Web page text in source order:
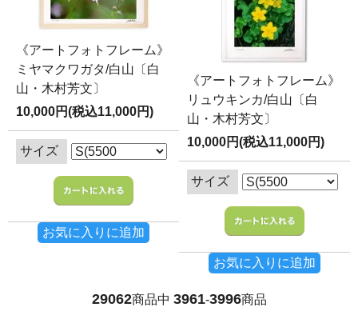
《アートフォトフレーム》
ミヤマクワガタ/白山〔白
山・木村芳文〕
10,000円(税込11,000円)
サイズ
お気に入りに追加
《アートフォトフレーム》
リュウキンカ/白山〔白
山・木村芳文〕
10,000円(税込11,000円)
サイズ
お気に入りに追加
29062商品中 3961-3996商品